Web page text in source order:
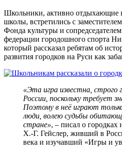
Школьники, активно отдыхающие
школы, встретились с
Фонда культуры и
федерации городошного спорта
который рассказал ребятам об
развития городков на Руси как
«Эта игра известна, строго
России, поскольку требует
Поэтому в неё играют
люди, волею судьбы
стране», – писал о
Х.-Г. Гейслер, живший в
века и изучавший «Игры и